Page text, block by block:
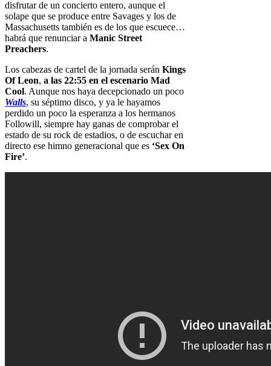
disfrutar de un concierto entero, aunque el
solape que se produce entre Savages y los de
Massachusetts también es de los que escuece…
habrá que renunciar a Manic Street
Preachers.
Los cabezas de cartel de la jornada serán Kings
Of Leon, a las 22:55 en el escenario Mad
Cool. Aunque nos haya decepcionado un poco
Walls, su séptimo disco, y ya le hayamos
perdido un poco la esperanza a los hermanos
Followill, siempre hay ganas de comprobar el
estado de su rock de estadios, o de escuchar en
directo ese himno generacional que es ‘Sex On
Fire’.